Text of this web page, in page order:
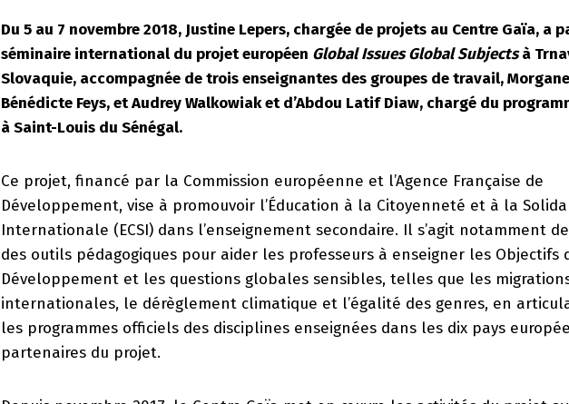
Du 5 au 7 novembre 2018, Justine Lepers, chargée de projets au Centre Gaïa, a
séminaire international du projet européen Global Issues Global Subjectsà
Slovaquie, accompagnée de trois enseignantes des groupes de travail,
Bénédicte Feys, et Audrey Walkowiak et d’Abdou Latif Diaw, chargé du
à Saint-Louis du Sénégal.
Ce projet, financé par la Commission européenne et l’Agence Française de
Développement, vise à promouvoir l’Éducation à la Citoyenneté et à la
Internationale (ECSI) dans l’enseignement secondaire. Il s’agit notamment
des outils pédagogiques pour aider les professeurs à enseigner les Objectifs
Développement et les questions globales sensibles, telles que les
internationales, le dérèglement climatique et l’égalité des genres, en
les programmes officiels des disciplines enseignées dans les dix pays
partenaires du projet.